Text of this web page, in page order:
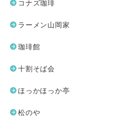
コナズ珈琲
ラーメン山岡家
珈琲館
十割そば会
ほっかほっか亭
松のや